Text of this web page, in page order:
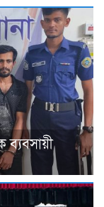
ব্যবসায়ী